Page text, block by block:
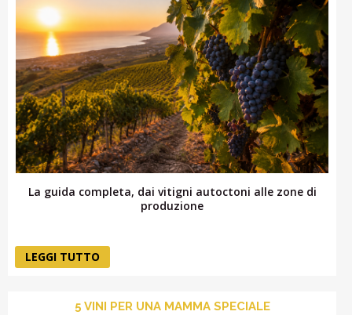
La guida completa, dai vitigni autoctoni alle zone di
produzione
LEGGI TUTTO
5 VINI PER UNA MAMMA SPECIALE